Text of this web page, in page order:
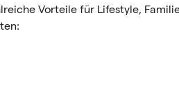
Vorteile für Lifestyle,